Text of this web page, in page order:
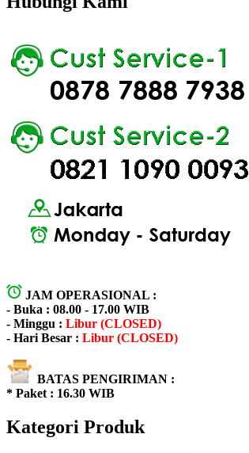
JAM OPERASIONAL :
- Buka : 08.00 - 17.00 WIB
- Minggu : Libur (CLOSED)
- Hari Besar : Libur (CLOSED)
BATAS PENGIRIMAN :
* Paket : 16.30 WIB
Kategori Produk